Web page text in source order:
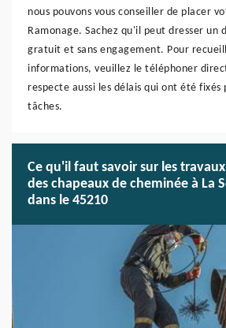
nous pouvons vous conseiller de placer
Ramonage. Sachez qu'il peut dresser un
gratuit et sans engagement. Pour
informations, veuillez le téléphoner
respecte aussi les délais qui ont été
tâches.
Ce qu'il faut savoir sur les
des chapeaux de cheminée à La
dans le 45210